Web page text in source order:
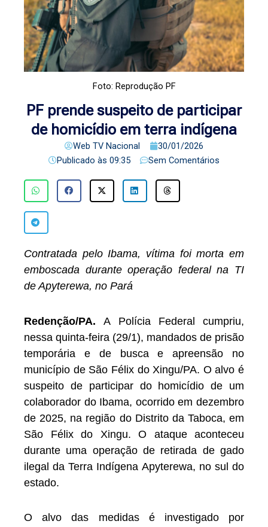
Foto: Reprodução PF
PF prende suspeito de participar
de homicídio em terra indígena
Web TV Nacional
30/01/2026
Publicado às 09:35 Sem Comentários
Contratada pelo Ibama, vítima foi morta em
emboscada durante operação federal na TI
de Apyterewa, no Pará
Redenção/PA. A Polícia Federal cumpriu,
nessa quinta-feira (29/1), mandados de prisão
temporária e de busca e apreensão no
município de São Félix do Xingu/PA. O alvo é
suspeito de participar do homicídio de um
colaborador do Ibama, ocorrido em dezembro
de 2025, na região do Distrito da Taboca, em
São Félix do Xingu. O ataque aconteceu
durante uma operação de retirada de gado
ilegal da Terra Indígena Apyterewa, no sul do
estado.
O alvo das medidas é investigado por